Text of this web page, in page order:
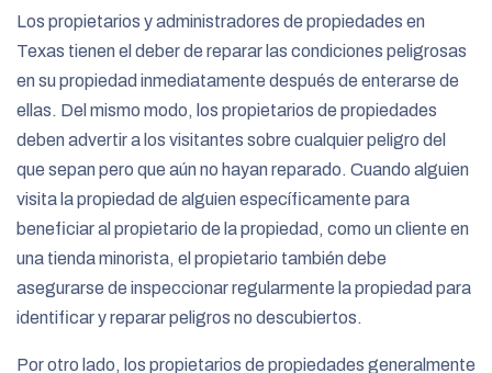
Los propietarios y administradores de propiedades en
Texas tienen el deber de reparar las condiciones peligrosas
en su propiedad inmediatamente después de enterarse de
ellas. Del mismo modo, los propietarios de propiedades
deben advertir a los visitantes sobre cualquier peligro del
que sepan pero que aún no hayan reparado. Cuando alguien
visita la propiedad de alguien específicamente para
beneficiar al propietario de la propiedad, como un cliente en
una tienda minorista, el propietario también debe
asegurarse de inspeccionar regularmente la propiedad para
identificar y reparar peligros no descubiertos.
Por otro lado, los propietarios de propiedades generalmente